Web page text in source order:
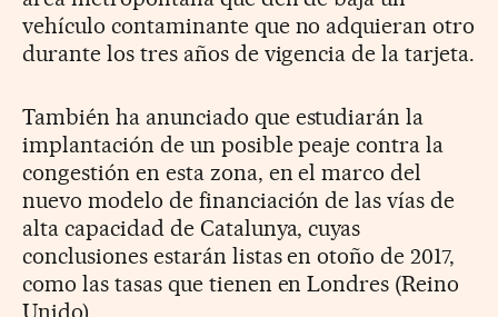
vehículo contaminante que no adquieran otro
durante los tres años de vigencia de la tarjeta.
También ha anunciado que estudiarán la
implantación de un posible peaje contra la
congestión en esta zona, en el marco del
nuevo modelo de financiación de las vías de
alta capacidad de Catalunya, cuyas
conclusiones estarán listas en otoño de 2017,
como las tasas que tienen en Londres (Reino